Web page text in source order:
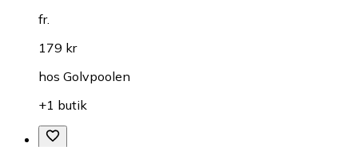
fr.
179 kr
hos Golvpoolen
+1 butik